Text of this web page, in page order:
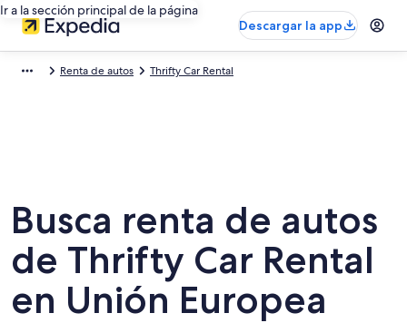
Ir a la sección principal de la página
Descargar la app
Renta de autos Thrifty Car Rental
Busca renta de autos
de Thrifty Car Rental
en Unión Europea